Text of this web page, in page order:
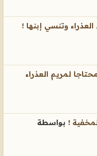
وتنسي إبنها !
لمريم العذراء
! بواسطة